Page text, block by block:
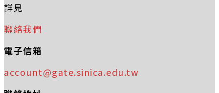
詳見
聯絡我們
電子信箱
account@gate.sinica.edu.tw